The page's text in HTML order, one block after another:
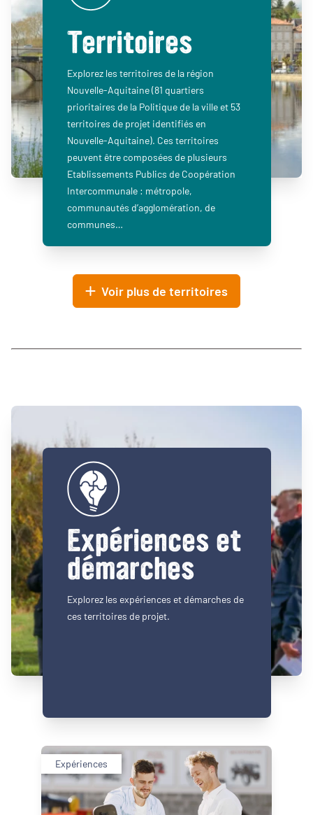
Territoires
Explorez les territoires de la région
Nouvelle-Aquitaine (81 quartiers
prioritaires de la Politique de la ville et 53
territoires de projet identifiés en
Nouvelle-Aquitaine). Ces territoires
peuvent être composées de plusieurs
Etablissements Publics de Coopération
Intercommunale : métropole,
communautés d’agglomération, de
communes…
Voir plus de territoires
Expériences et
démarches
Explorez les expériences et démarches de
ces territoires de projet.
Expériences